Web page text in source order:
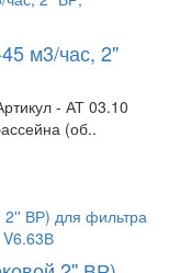
м3/час, 2"
- АТ 03.10
(об..